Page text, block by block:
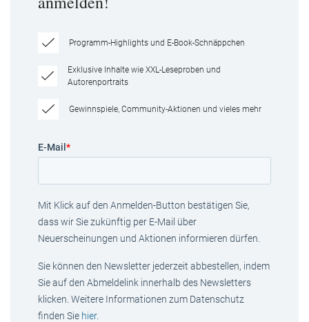
Programm-Highlights und E-Book-Schnäppchen
Exklusive Inhalte wie XXL-Leseproben und
Autorenportraits
Gewinnspiele, Community-Aktionen und vieles mehr
E-Mail *
Mit Klick auf den Anmelden-Button bestätigen Sie,
dass wir Sie zukünftig per E-Mail über
Neuerscheinungen und Aktionen informieren dürfen.
Sie können den Newsletter jederzeit abbestellen, indem
Sie auf den Abmeldelink innerhalb des Newsletters
klicken. Weitere Informationen zum Datenschutz
finden Sie hier.